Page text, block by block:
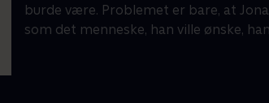
burde være. Problemet er bare, at
som det menneske, han ville ønske,